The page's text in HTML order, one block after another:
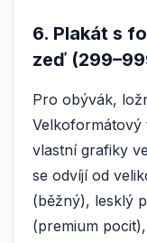
6. Plakát s
zeď
Pro obývák,
Velkoformátový
vlastní grafiky
se odvíjí od
(běžný), lesklý
(premium